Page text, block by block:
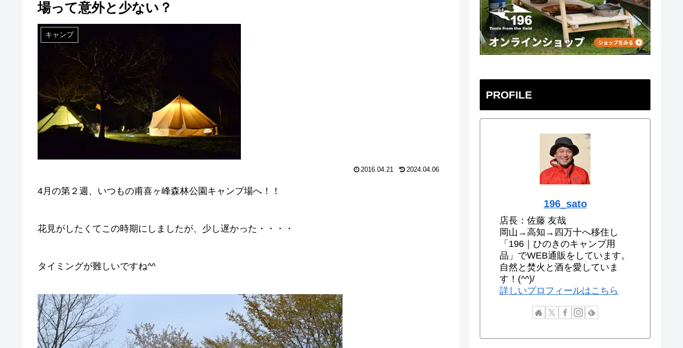
場って意外と少ない？
キャンプ
2016.04.21 2024.04.06
4月の第２週、いつもの甫喜ヶ峰森林公園キャンプ場へ！！
花見がしたくてこの時期にしましたが、少し遅かった・・・・
タイミングが難しいですね^^
PROFILE
196_sato
店長：佐藤 友哉
岡山→高知→四万十へ移住し
「196｜ひのきのキャンプ用
品」でWEB通販をしています。
自然と焚火と酒を愛していま
す！(^^)/
詳しいプロフィールはこちら